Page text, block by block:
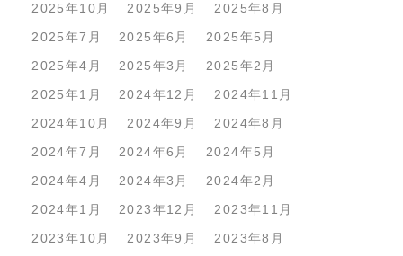
2025年10月
2025年9月
2025年8月
2025年7月
2025年6月
2025年5月
2025年4月
2025年3月
2025年2月
2025年1月
2024年12月
2024年11月
2024年10月
2024年9月
2024年8月
2024年7月
2024年6月
2024年5月
2024年4月
2024年3月
2024年2月
2024年1月
2023年12月
2023年11月
2023年10月
2023年9月 2023年8月